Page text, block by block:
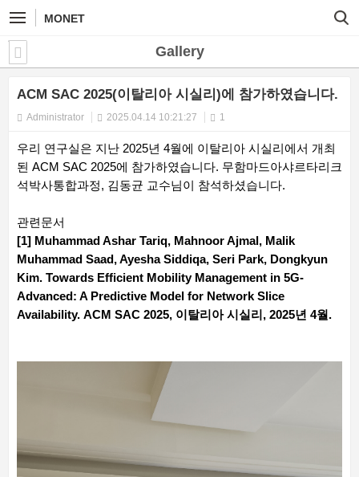
MONET
Gallery
ACM SAC 2025(이탈리아 시실리)에 참가하였습니다.
Administrator 2025.04.14 10:21:27 1
우리 연구실은 지난 2025년 4월에 이탈리아 시실리에서 개최
된 ACM SAC 2025에 참가하였습니다. 무함마드아샤르타리크
석박사통합과정, 김동균 교수님이 참석하셨습니다.
관련문서
[1] Muhammad Ashar Tariq, Mahnoor Ajmal, Malik
Muhammad Saad, Ayesha Siddiqa, Seri Park, Dongkyun
Kim. Towards Efficient Mobility Management in 5G-
Advanced: A Predictive Model for Network Slice
Availability. ACM SAC 2025, 이탈리아 시실리, 2025년 4월.